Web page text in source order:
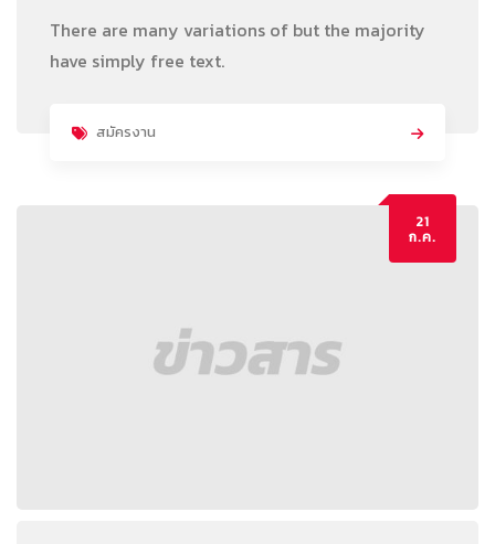
There are many variations of but the majority
have simply free text.
สมัครงาน
21
ก.ค.